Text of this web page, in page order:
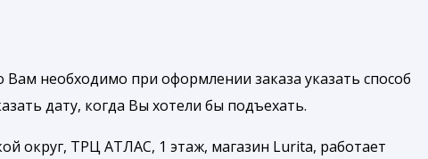
необходимо при оформлении заказа указать способ
дату, когда Вы хотели бы подъехать.
округ, ТРЦ АТЛАС, 1 этаж, магазин Lurita, работает